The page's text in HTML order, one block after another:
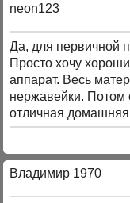
neon123
Да, для первичной
Просто хочу
аппарат. Весь
нержавейки. Потом
отличная домашняя
Владимир 1970